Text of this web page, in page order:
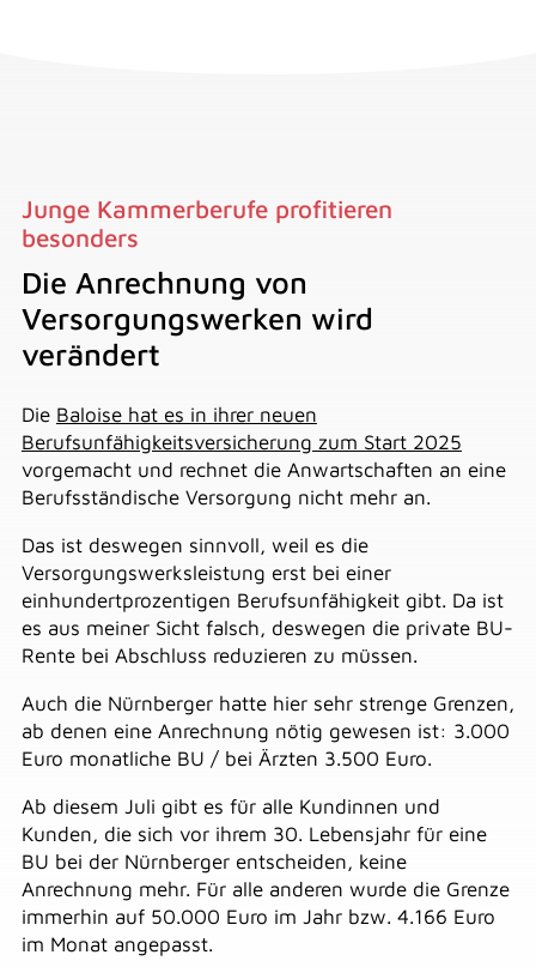
Junge Kammerberufe profitieren
besonders
Die Anrechnung von
Versorgungswerken wird
verändert
Die Baloise hat es in ihrer neuen
Berufsunfähigkeitsversicherung zum Start 2025
vorgemacht und rechnet die Anwartschaften an eine
Berufsständische Versorgung nicht mehr an.
Das ist deswegen sinnvoll, weil es die
Versorgungswerksleistung erst bei einer
einhundertprozentigen Berufsunfähigkeit gibt. Da ist
es aus meiner Sicht falsch, deswegen die private BU-
Rente bei Abschluss reduzieren zu müssen.
Auch die Nürnberger hatte hier sehr strenge Grenzen,
ab denen eine Anrechnung nötig gewesen ist: 3.000
Euro monatliche BU / bei Ärzten 3.500 Euro.
Ab diesem Juli gibt es für alle Kundinnen und
Kunden, die sich vor ihrem 30. Lebensjahr für eine
BU bei der Nürnberger entscheiden, keine
Anrechnung mehr. Für alle anderen wurde die Grenze
immerhin auf 50.000 Euro im Jahr bzw. 4.166 Euro
im Monat angepasst.